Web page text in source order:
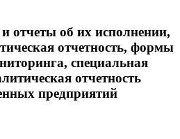
отчеты об их исполнении,
отчетность, формы
специальная
отчетность
предприятий